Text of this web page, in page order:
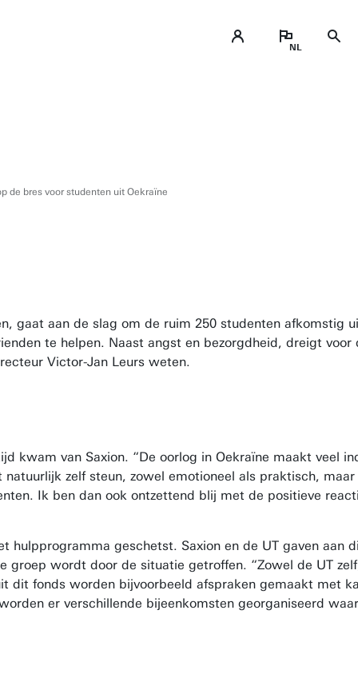
de bres voor studenten uit Oekraïne
gaat aan de slag om de ruim 250 studenten afkomstig
te helpen. Naast angst en bezorgdheid, dreigt voor
Victor-Jan Leurs weten.
van Saxion. “De oorlog in Oekraïne maakt veel
zelf steun, zowel emotioneel als praktisch,
Ik ben dan ook ontzettend blij met de positieve
geschetst. Saxion en de UT gaven aan
groep wordt door de situatie getroffen. “Zowel de UT
dit fonds worden bijvoorbeeld afspraken gemaakt met
er verschillende bijeenkomsten georganiseerd